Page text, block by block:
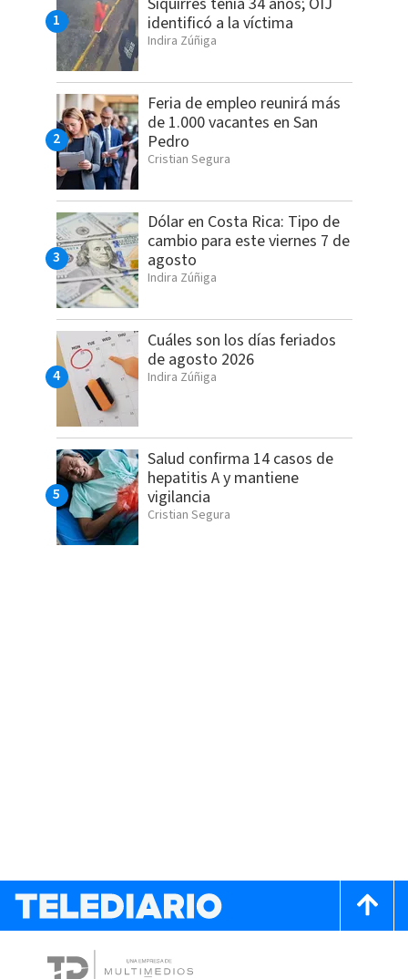
identificó a la víctima
Indira Zúñiga
Feria de empleo reunirá más
de 1.000 vacantes en San
Pedro
Cristian Segura
Dólar en Costa Rica: Tipo de
cambio para este viernes 7 de
agosto
Indira Zúñiga
Cuáles son los días feriados
de agosto 2026
Indira Zúñiga
Salud confirma 14 casos de
hepatitis A y mantiene
vigilancia
Cristian Segura